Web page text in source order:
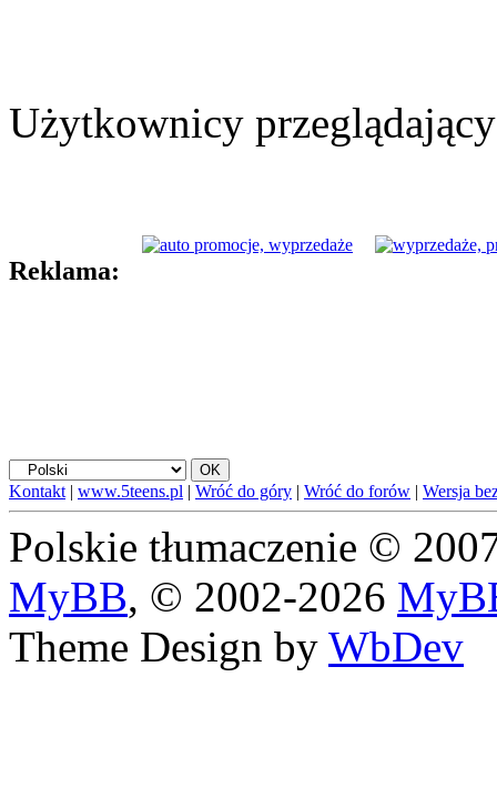
Użytkownicy
Reklama:
Kontakt | www.5teens.pl | Wróć do góry | Wróć do forów | Wersja
Polskie tłumaczenie ©
MyBB, © 2002-2026
Theme Design by WbDev